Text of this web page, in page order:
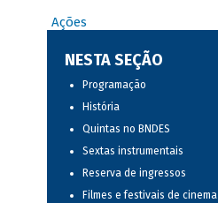
Ações
NESTA SEÇÃO
Programação
História
Quintas no BNDES
Sextas instrumentais
Reserva de ingressos
Filmes e festivais de cinema